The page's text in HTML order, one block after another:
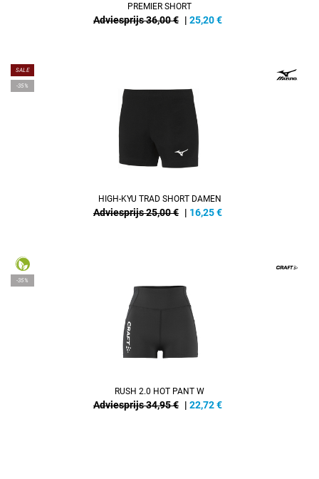
PREMIER SHORT
Adviesprijs 36,00 € | 25,20€
SALE
-35%
HIGH-KYU TRAD SHORT DAMEN
Adviesprijs 25,00 € | 16,25€
-35%
RUSH 2.0 HOT PANT W
Adviesprijs 34,95 € | 22,72€